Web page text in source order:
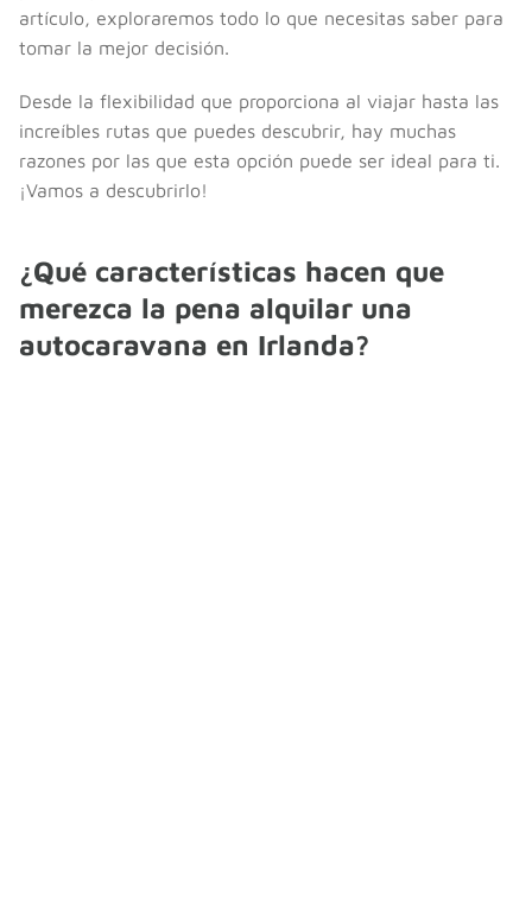
artículo, exploraremos todo lo que necesitas saber para
tomar la mejor decisión.
Desde la flexibilidad que proporciona al viajar hasta las
increíbles rutas que puedes descubrir, hay muchas
razones por las que esta opción puede ser ideal para ti.
¡Vamos a descubrirlo!
¿Qué características hacen que
merezca la pena alquilar una
autocaravana en Irlanda?